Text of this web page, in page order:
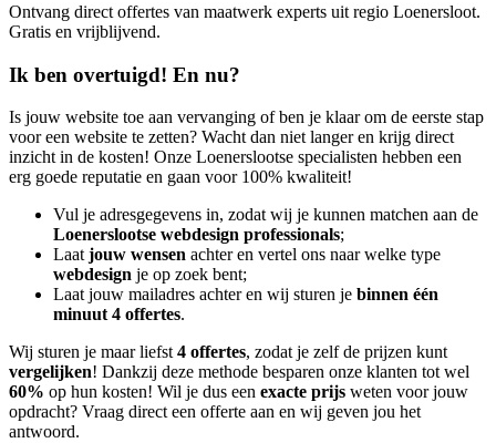
Ontvang direct offertes van maatwerk experts uit regio Loenersloot.
Gratis en vrijblijvend.
Ik ben overtuigd! En nu?
Is jouw website toe aan vervanging of ben je klaar om de eerste stap
voor een website te zetten? Wacht dan niet langer en krijg direct
inzicht in de kosten! Onze Loenerslootse specialisten hebben een
erg goede reputatie en gaan voor 100% kwaliteit!
Vul je adresgegevens in, zodat wij je kunnen matchen aan de
Loenerslootse webdesign professionals;
Laat jouw wensen achter en vertel ons naar welke type
webdesign je op zoek bent;
Laat jouw mailadres achter en wij sturen je binnen één
minuut 4 offertes.
Wij sturen je maar liefst 4 offertes, zodat je zelf de prijzen kunt
vergelijken! Dankzij deze methode besparen onze klanten tot wel
60% op hun kosten! Wil je dus een exacte prijs weten voor jouw
opdracht? Vraag direct een offerte aan en wij geven jou het
antwoord.